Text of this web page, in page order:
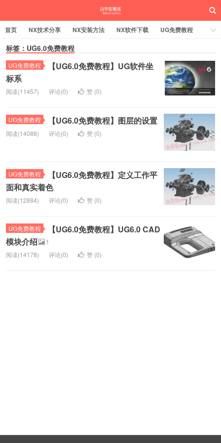
首页 NX技术分享 NX安装方法 NX软件下载
UG免费教程
UG编程加工
SW安装方法
UG实战营
标签：UG6.0免费教程
UG免费教程
【UG6.0免费教程】UG软件坐
标系
阅读(11457) 评论(0) 赞 (0)
UG免费教程 【UG6.0免费教程】图层的设置
阅读(14088) 评论(0) 赞 (0)
UG免费教程
【UG6.0免费教程】定义工作平
面和真实着色
阅读(12884) 评论(0) 赞 (0)
UG免费教程
【UG6.0免费教程】UG6.0 CAD
模块介绍
1
阅读(14178)
评论(0) 赞 (0)